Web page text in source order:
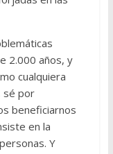
2.000 años, y
cualquiera
sé por
beneficiarnos
en la
Y